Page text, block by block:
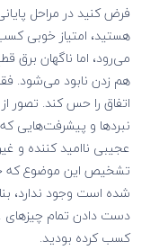
هستید، امتیاز خوبی
می‌رود، اما ناگهان
هم زدن نابود می‌شود.
اتفاق را حس کند. تصور
نبردها و پیشرفت‌هایی
عجیبی ناامید کننده و
تشخیص این موضوع که
شده است وجود ندارد،
دست دادن تمام چیزهای
کسب کرده بودید.